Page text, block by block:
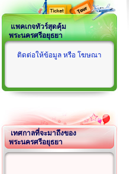
แพคเกจทัวร์สุดคุ้ม
พระนครศรีอยุธยา
ติดต่อให้ข้อมูล หรือ โฆษณา
เทศกาลที่จะมาถึงของ
พระนครศรีอยุธยา